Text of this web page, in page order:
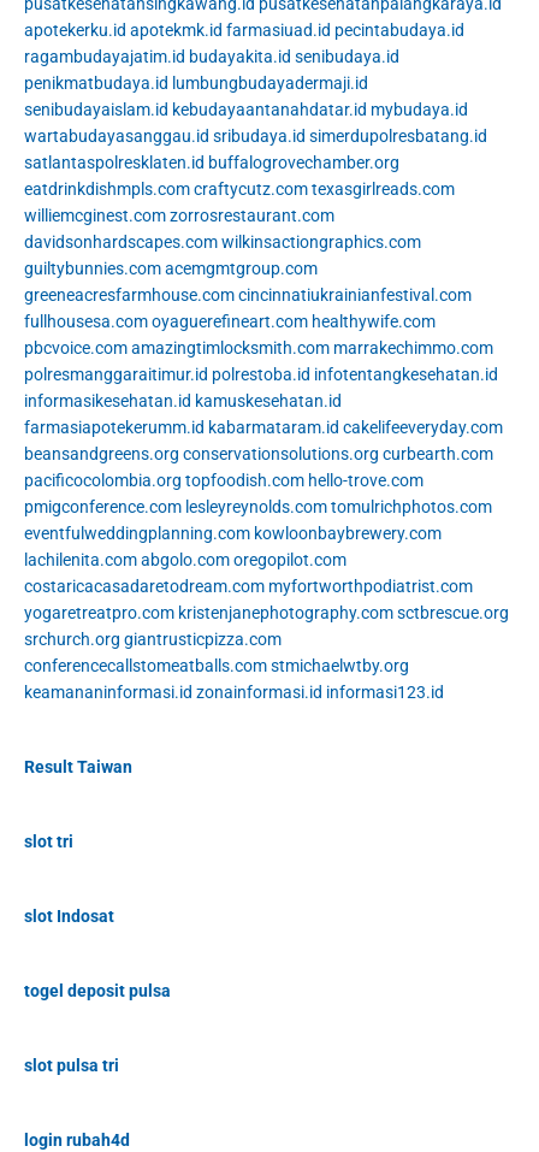
apotekerku.id apotekmk.id farmasiuad.id pecintabudaya.id
ragambudayajatim.id budayakita.id senibudaya.id
penikmatbudaya.id lumbungbudayadermaji.id
senibudayaislam.id kebudayaantanahdatar.id mybudaya.id
wartabudayasanggau.id sribudaya.id simerdupolresbatang.id
satlantaspolresklaten.id buffalogrovechamber.org
eatdrinkdishmpls.comcraftycutz.comtexasgirlreads.com
williemcginest.comzorrosrestaurant.com
davidsonhardscapes.comwilkinsactiongraphics.com
guiltybunnies.comacemgmtgroup.com
greeneacresfarmhouse.comcincinnatiukrainianfestival.com
fullhousesa.comoyaguerefineart.com healthywife.com
pbcvoice.comamazingtimlocksmith.com marrakechimmo.com
polresmanggaraitimur.id polrestoba.id infotentangkesehatan.id
informasikesehatan.id kamuskesehatan.id
farmasiapotekerumm.id kabarmataram.id cakelifeeveryday.com
beansandgreens.org conservationsolutions.org curbearth.com
pacificocolombia.org topfoodish.com hello-trove.com
pmigconference.com lesleyreynolds.comtomulrichphotos.com
eventfulweddingplanning.com kowloonbaybrewery.com
lachilenita.comabgolo.comoregopilot.com
costaricacasadaretodream.com myfortworthpodiatrist.com
yogaretreatpro.com kristenjanephotography.comsctbrescue.org
srchurch.org giantrusticpizza.com
conferencecallstomeatballs.comstmichaelwtby.org
keamananinformasi.id zonainformasi.id informasi123.id
Result Taiwan
slot tri
slot Indosat
togel deposit pulsa
slot pulsa tri
login rubah4d